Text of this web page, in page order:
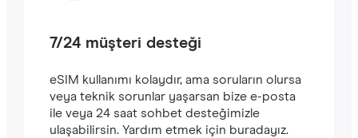
7/24 müşteri desteği
eSIM kullanımı kolaydır, ama soruların olursa
veya teknik sorunlar yaşarsan bize e-posta
ile veya 24 saat sohbet desteğimizle
ulaşabilirsin. Yardım etmek için buradayız.